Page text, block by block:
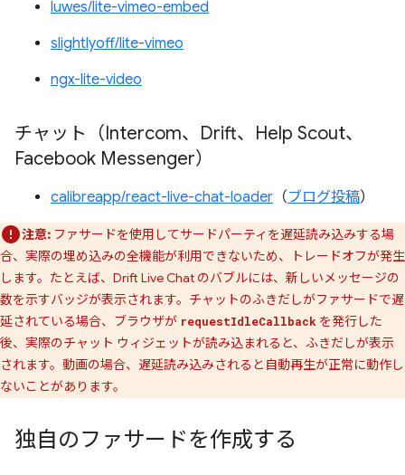
luwes/lite-vimeo-embed
slightlyoff/lite-vimeo
ngx-lite-video
チャット（Intercom、Drift、Help Scout、
Facebook Messenger）
calibreapp/react-live-chat-loader （ブログ投稿）
注意: ファサードを使用してサードパーティを遅延読み込みする場
合、実際の埋め込みの全機能が利用できないため、トレードオフが発生
します。たとえば、Drift Live Chat のバブルには、新しいメッセージの
数を示すバッジが表示されます。チャットのふきだしがファサードで遅
延されている場合、ブラウザが requestIdleCallback を発行した
後、実際のチャット ウィジェットが読み込まれると、ふきだしが表示
されます。動画の場合、遅延読み込みされると自動再生が正常に動作し
ないことがあります。
独自のファサードを作成する